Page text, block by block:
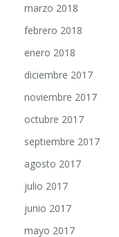
febrero 2018
enero 2018
diciembre 2017
noviembre 2017
octubre 2017
septiembre 2017
agosto 2017
julio 2017
junio 2017
mayo 2017